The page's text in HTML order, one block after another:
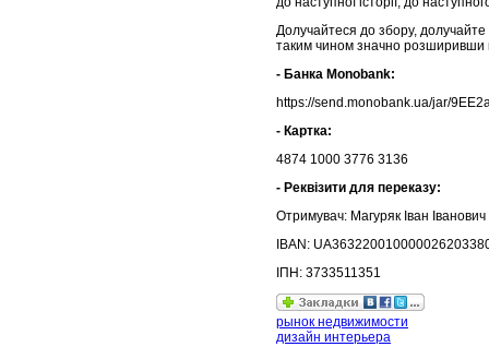
Долучайтеся до збору, долучайте
таким чином значно розширивши
- Банка Monobank:
https://send.monobank.ua/jar/
- Картка:
4874 1000 3776 3136
- Реквізити для переказу:
Отримувач: Магуряк Іван Іванович
IBAN:
ІПН: 3733511351
рынок недвижимости
дизайн интерьера